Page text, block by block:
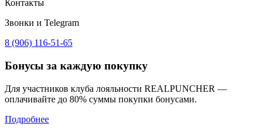
Контакты
Звонки и Telegram
8 (906) 116-51-65
Бонусы за каждую покупку
Для участников клуба лояльности REALPUNCHER —
оплачивайте до 80% суммы покупки бонусами.
Подробнее